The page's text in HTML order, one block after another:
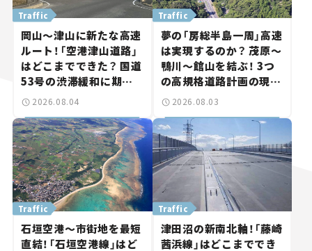
Traffic
岡山～津山に新たな高速
ルート！「空港津山道路」
はどこまでできた？ 国道
53号の渋滞緩和に期待。
岡山市側でも動きが【い
2026.08.04
Traffic
夢の「房総半島一周」高速
は実現するのか？ 茂原～
鴨川～館山を結ぶ！ 3つ
の高規格道路計画の現
状。「館山鴨川道路」で検
路計画】
2026.08.03
Traffic
石垣空港～市街地を最短
直結！「石垣空港線」はど
Traffic
津田沼の新南北軸！「藤崎
茜浜線」はどこまででき